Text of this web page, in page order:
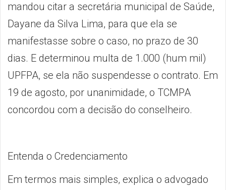
mandou citar a secretária municipal de Saúde,
Dayane da Silva Lima, para que ela se
manifestasse sobre o caso, no prazo de 30
dias. E determinou multa de 1.000 (hum mil)
UPFPA, se ela não suspendesse o contrato. Em
19 de agosto, por unanimidade, o TCMPA
concordou com a decisão do conselheiro.
Entenda o Credenciamento
Em termos mais simples, explica o advogado